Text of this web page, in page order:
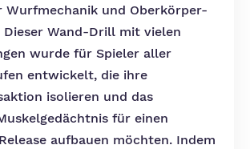
Wurfmechanik und Oberkörper-
Wand-Drill mit vielen
wurde für Spieler aller
entwickelt, die ihre
isolieren und das
für einen
aufbauen möchten. Indem